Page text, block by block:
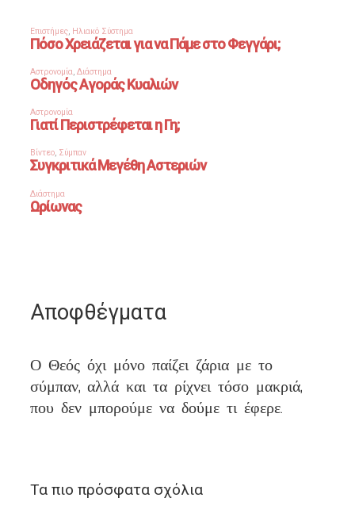
Αποφθέγματα
Ο Θεός όχι μόνο παίζει ζάρια με το
σύμπαν, αλλά και τα ρίχνει τόσο μακριά,
που δεν μπορούμε να δούμε τι έφερε.
Τα πιο πρόσφατα σχόλια